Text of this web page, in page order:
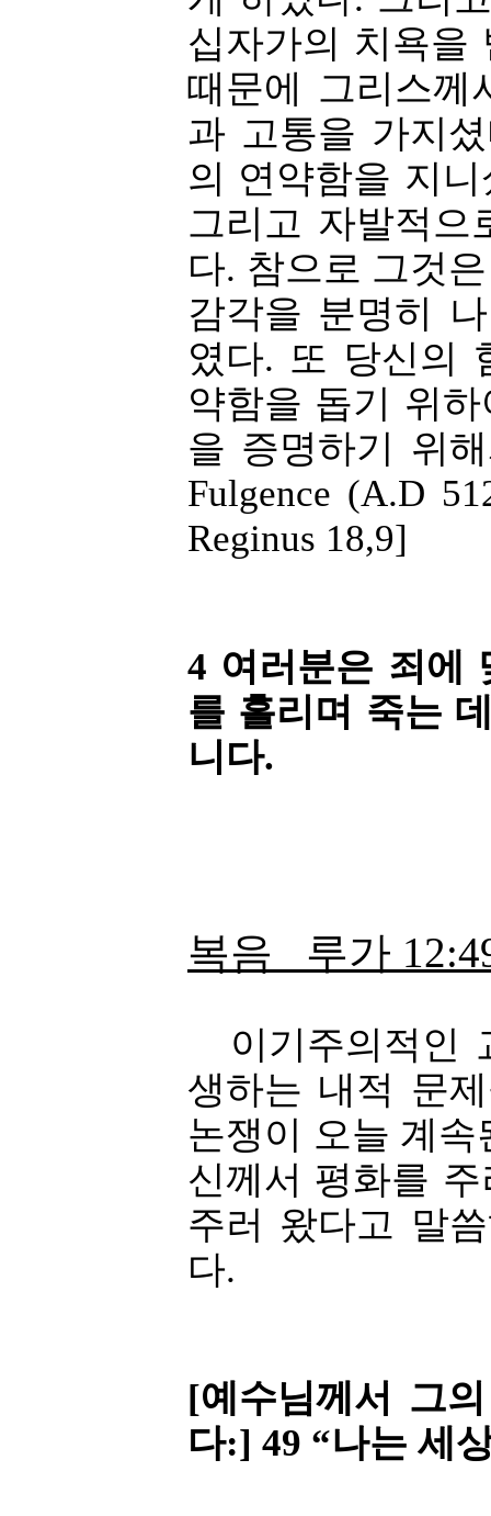
십자가의 치욕을
때문에 그리스께
과 고통을 가지
의 연약함을 지
그리고 자발적으
다. 참으로 그것
감각을 분명히
였다. 또 당신의
약함을 돕기 위
을 증명하기 위
Fulgence (A.D
Reginus 18,9]
4 여러분은 죄에
를 흘리며 죽는
니다.
복음 루가
이기주의적인
생하는 내적 문
논쟁이 오늘 계
신께서 평화를
주러 왔다고 말
다.
[예수님께서 그
다:] 49 “나는 세